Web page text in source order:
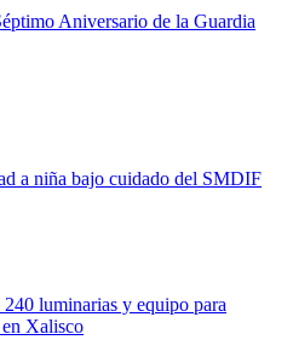
Aniversario de la Guardia
a niña bajo cuidado del SMDIF
luminarias y equipo para
Xalisco